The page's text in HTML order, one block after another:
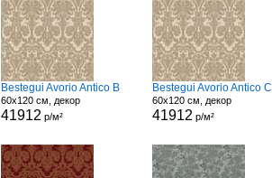
Bestegui Avorio Antico B
60x120 см, декор
41912 р/м²
Bestegui Avorio Antico C
60x120 см, декор
41912 р/м²